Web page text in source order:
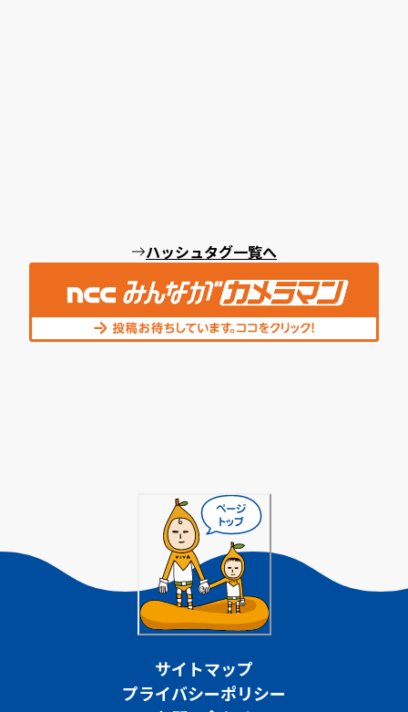
ハッシュタグ一覧へ
サイトマップ
プライバシーポリシー